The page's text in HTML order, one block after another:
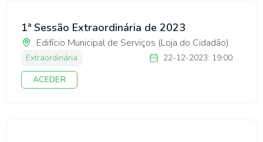
1ª Sessão Extraordinária de 2023
Edifício Municipal de Serviços (Loja do Cidadão)
Extraordinária
22-12-2023: 19:00
ACEDER